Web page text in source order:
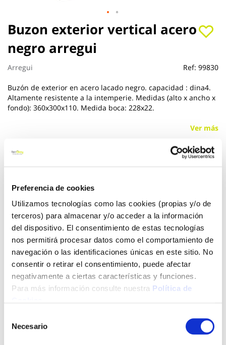
Preferencia de cookies
Utilizamos tecnologías como las cookies (propias y/o de
terceros) para almacenar y/o acceder a la información
del dispositivo. El consentimiento de estas tecnologías
nos permitirá procesar datos como el comportamiento de
navegación o las identificaciones únicas en este sitio. No
consentir o retirar el consentimiento, puede afectar
negativamente a ciertas características y funciones.
Para más información consulte nuestra Política de
Necesario
Buzon exterior vertical acero
negro arregui
Arregui Ref: 99830
Buzón de exterior en acero lacado negro. capacidad : dina4.
Altamente resistente a la intemperie. Medidas (alto x ancho x
fondo): 360x300x110. Medida boca: 228x22.
Ver más
22,30 €
Click&Collect - Recogida gratis
en nuestras tiendas
Envío a domicilio:
5 días hábiles
+ INFO
Saltar
al
comienzo
de
la
galería
de
imágenes